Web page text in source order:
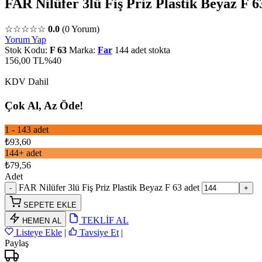
FAR Nilüfer 3lü Fiş Priz Plastik Beyaz F
☆☆☆☆☆ 0.0 (0 Yorum)
Yorum Yap
Stok Kodu: F 63 Marka: Far 144 adet stokta
156,00 TL%40
KDV Dahil
Çok Al, Az Öde!
1 - 143 adet
₺93,60
144+ adet
₺79,56
Adet
FAR Nilüfer 3lü Fiş Priz Plastik Beyaz F 63 adet
SEPETE EKLE
HEMEN AL
TEKLİF AL
Listeye Ekle | Tavsiye Et |
Paylaş